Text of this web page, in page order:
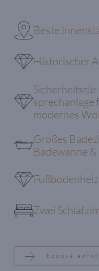
Beste
Historischer
sprechanlage
modernes
Großes
Badewanne
Zwei
Exposé